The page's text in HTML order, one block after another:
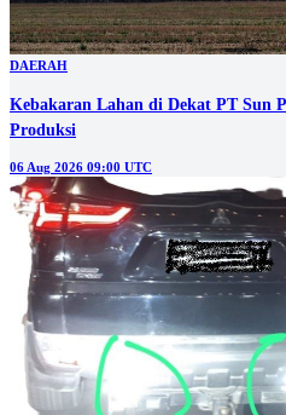
DAERAH
Kebakaran Lahan di Dekat PT Sun
Produksi
06 Aug 2026 09:00 UTC